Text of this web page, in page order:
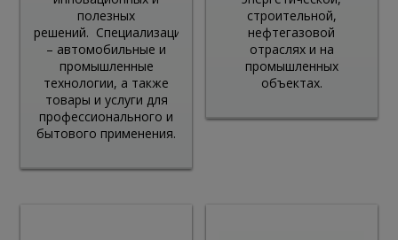
полезных
решений. Специализация
– автомобильные и
промышленные
технологии, а также
товары и услуги для
профессионального и
бытового применения.
строительной,
нефтегазовой
отраслях и на
промышленных
объектах.